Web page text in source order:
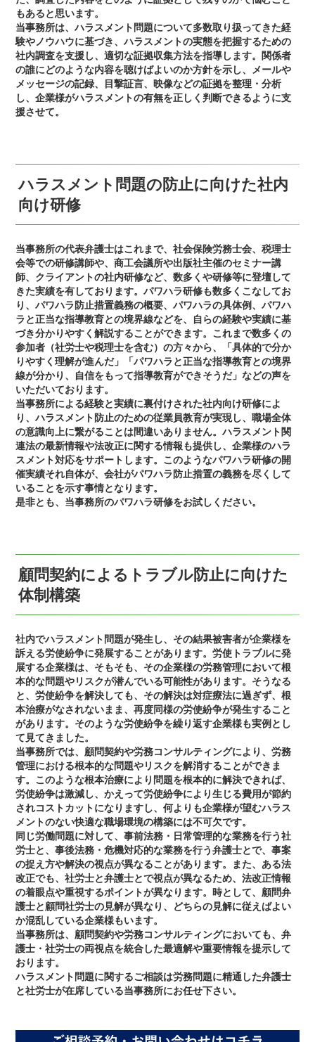
もあると思います。
当事務所は、ハラスメント問題について多数取り扱ってきた経
験やノウハウに基づき、ハラスメントの実態を把握するための
社内調査を支援し、適切な証拠収集方法を指導します。関係者
の誰にどのような内容を聴けばよいのか方針を示し、メールや
メッセージの記録、目撃証言、映像などの証拠を整理・分析
し、企業様がハラスメントの有無を正しく判断できるように支
援させて。
ハラスメント問題の防止に向けた社内
向け研修
当事務所の代表弁護士はこれまで、社会保険労務士会、税理士
会等での研修講師や、商工会議所や出版社主催のセミナー講
師、クライアントの社内研修など、数多くや研修等に登壇して
きた実績を有しております。パワハラ研修も数多くこなしてお
り、パワハラ防止措置義務の概要、パワハラの具体例、パワハ
ラと正当な指導教育との境界線などを、自らの経験や実績に基
づき分かりやすく解説することができます。これまで数多くの
参加者（社労士や税理士を含む）の方々から、「具体的で分か
りやすく理解が進んだ」「パワハラと正当な指導教育との境界
線が分かり、自信をもって指導教育ができそうだ」などの声を
いただいております。
当事務所による経験と実績に裏付けされた社内向け研修によ
り、ハラスメント防止のための従業員教育が実現し、職場全体
の意識向上に繋がることは間違いありません。ハラスメント関
連法の最新情報や法改正に関する情報も提供し、企業様のハラ
スメント対応をサポートします。このようなパワハラ研修の開
催実績それ自体が、会社がパワハラ防止措置の義務を尽くして
いることを示す事情となります。
是非とも、当事務所のパワハラ研修をお試しください。
顧問契約によるトラブル防止に向けた
体制構築
社内でハラスメント問題が発生し、その結果被害者が企業様を
訴える労使紛争に発展することがあります。労使トラブルに発
展する企業様は、そもそも、その企業様の労務管理において根
本的な問題やリスクが潜んでいる可能性があります。そうなる
と、労使紛争を解決しても、その解決は対症療法に過ぎず、根
本治療がなされないまま、再度同様の労使紛争が発生すること
があります。そのような労使紛争を繰り返す企業様も実例とし
て見てきました。
当事務所では、顧問契約や労務コンサルティングにより、労務
管理における根本的な問題やリスクを解消することができま
す。このような根本治療により問題を根本的に解決できれば、
労使紛争は激減し、かえって労使紛争により生じる費用が節約
されコストカットになりますし、何よりも企業様が望むハラス
メントのない快適な職場環境の構築には不可欠です。
同じ労働問題に対して、事前法務・日常管理的な業務を行う社
労士と、事後法務・危機対応的な業務を行う弁護士とで、事案
の捉え方や解決の視点が異なることがあります。また、ある法
改正でも、社労士と弁護士とで視点が異なるため、法改正情報
の着眼点や重視するポイントが異なります。時として、顧問弁
護士と顧問社労士の見解が異なり、どちらの見解に従えばよい
か混乱している企業様もいます。
当事務所は、顧問契約や労務コンサルティングにおいても、弁
護士・社労士の両視点を統合した最適解や重要情報を提示して
おります。
ハラスメント問題に関するご相談は労務問題に精通した弁護士
と社労士が在席している当事務所にお任せ下さい。